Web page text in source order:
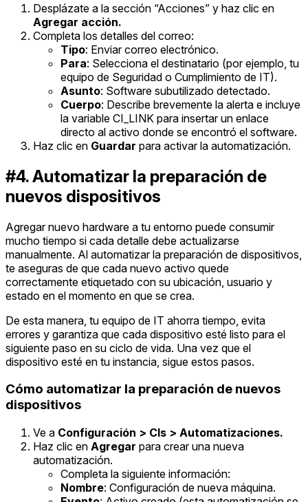
Desplázate a la sección “Acciones” y haz clic en
Agregar acción.
Completa los detalles del correo:
Tipo: Enviar correo electrónico.
Para: Selecciona el destinatario (por ejemplo, tu
equipo de Seguridad o Cumplimiento de IT).
Asunto: Software subutilizado detectado.
Cuerpo: Describe brevemente la alerta e incluye
la variable CI_LINK para insertar un enlace
directo al activo donde se encontró el software.
Haz clic en Guardar para activar la automatización.
#4. Automatizar la preparación de
nuevos dispositivos
Agregar nuevo hardware a tu entorno puede consumir
mucho tiempo si cada detalle debe actualizarse
manualmente. Al automatizar la preparación de dispositivos,
te aseguras de que cada nuevo activo quede
correctamente etiquetado con su ubicación, usuario y
estado en el momento en que se crea.
De esta manera, tu equipo de IT ahorra tiempo, evita
errores y garantiza que cada dispositivo esté listo para el
siguiente paso en su ciclo de vida. Una vez que el
dispositivo esté en tu instancia, sigue estos pasos.
Cómo automatizar la preparación de nuevos
dispositivos
Ve a Configuración > CIs > Automatizaciones.
Haz clic en Agregar para crear una nueva
automatización.
Completa la siguiente información:
Nombre: Configuración de nueva máquina.